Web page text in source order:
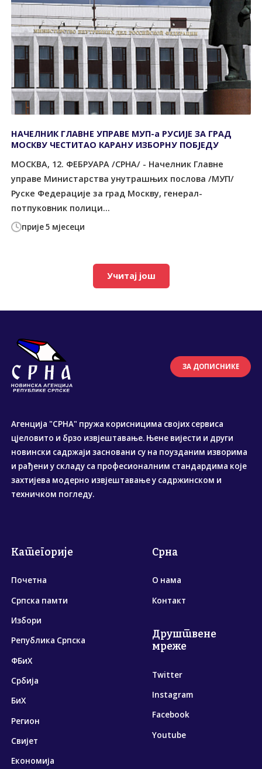
прије 5 мјесеци
НАЧЕЛНИК ГЛАВНЕ УПРАВЕ МУП-а РУСИЈЕ ЗА ГРАД
МОСКВУ ЧЕСТИТАО КАРАНУ ИЗБОРНУ ПОБЈЕДУ
МОСКВА, 12. ФЕБРУАРА /СРНА/ - Начелник Главне
управе Министарства унутрашњих послова /МУП/
Руске Федерације за град Москву, генерал-
потпуковник полици...
Учитај још
ЗА ДОПИСНИКЕ
Агенција "СРНА" пружа корисницима својих сервиса
цјеловито и брзо извјештавање. Њене вијести и други
новински садржаји засновани су на поузданим изворима
и рађени у складу са професионалним стандардима које
захтијева модерно извјештавање у садржинском и
техничком погледу.
Категорије
Почетна
Српска памти
Избори
Република Српска
ФБиХ
Србија
БиХ
Регион
Свијет
Економија
Срна
О нама
Контакт
Друштвене
мреже
Twitter
Instagram
Facebook
Youtube